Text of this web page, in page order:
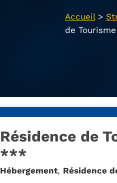
Accueil>
de
Résidence de
***
Hébergement, Résidence